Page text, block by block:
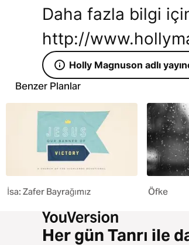
Daha fazla bilgi
http://
Holly Magnuson adlı
Benzer Planlar
İsa: Zafer Bayrağımız Öfke
Her gün Tanrı ile